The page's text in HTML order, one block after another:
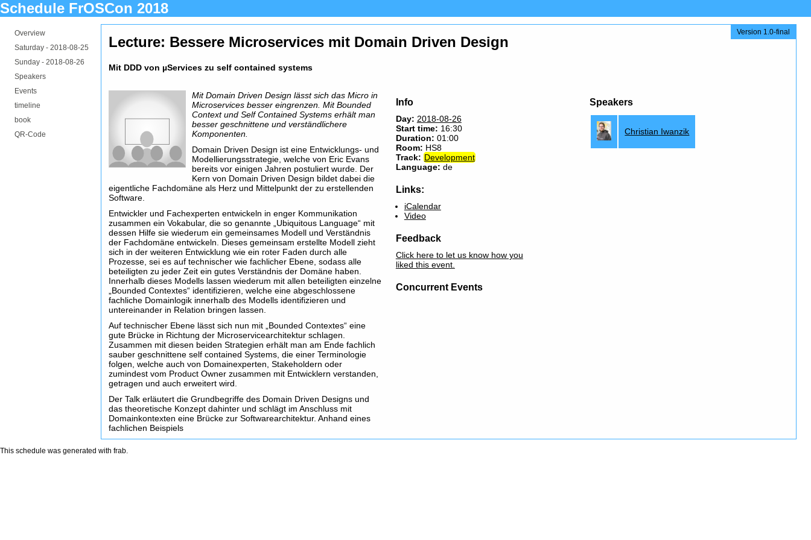
Schedule FrOSCon 2018
Overview
Saturday - 2018-08-25
Sunday - 2018-08-26
Speakers
Events
timeline
book
QR-Code
Version 1.0-final
Lecture: Bessere Microservices mit Domain Driven Design
Mit DDD von µServices zu self contained systems
Mit Domain Driven Design lässt sich das Micro in
Microservices besser eingrenzen. Mit Bounded
Context und Self Contained Systems erhält man
besser geschnittene und verständlichere
Komponenten.
Domain Driven Design ist eine Entwicklungs- und
Modellierungsstrategie, welche von Eric Evans
bereits vor einigen Jahren postuliert wurde. Der
Kern von Domain Driven Design bildet dabei die
eigentliche Fachdomäne als Herz und Mittelpunkt der zu erstellenden
Software.
Entwickler und Fachexperten entwickeln in enger Kommunikation
zusammen ein Vokabular, die so genannte „Ubiquitous Language“ mit
dessen Hilfe sie wiederum ein gemeinsames Modell und Verständnis
der Fachdomäne entwickeln. Dieses gemeinsam erstellte Modell zieht
sich in der weiteren Entwicklung wie ein roter Faden durch alle
Prozesse, sei es auf technischer wie fachlicher Ebene, sodass alle
beteiligten zu jeder Zeit ein gutes Verständnis der Domäne haben.
Innerhalb dieses Modells lassen wiederum mit allen beteiligten einzelne
„Bounded Contextes“ identifizieren, welche eine abgeschlossene
fachliche Domainlogik innerhalb des Modells identifizieren und
untereinander in Relation bringen lassen.
Auf technischer Ebene lässt sich nun mit „Bounded Contextes“ eine
gute Brücke in Richtung der Microservicearchitektur schlagen.
Zusammen mit diesen beiden Strategien erhält man am Ende fachlich
sauber geschnittene self contained Systems, die einer Terminologie
folgen, welche auch von Domainexperten, Stakeholdern oder
zumindest vom Product Owner zusammen mit Entwicklern verstanden,
getragen und auch erweitert wird.
Der Talk erläutert die Grundbegriffe des Domain Driven Designs und
das theoretische Konzept dahinter und schlägt im Anschluss mit
Domainkontexten eine Brücke zur Softwarearchitektur. Anhand eines
fachlichen Beispiels
Info
Day: 2018-08-26
Start time: 16:30
Duration: 01:00
Room: HS8
Track: Development
Language: de
Links:
iCalendar
Video
Feedback
Click here to let us know how you
liked this event.
Concurrent Events
Speakers
Christian Iwanzik
This schedule was generated with frab.